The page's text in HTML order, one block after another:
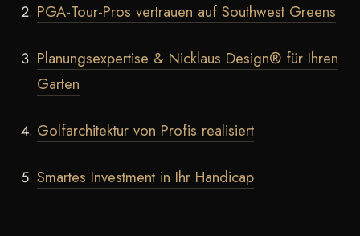
PGA-Tour-Pros vertrauen auf Southwest Greens
Planungsexpertise & Nicklaus Design® für Ihren
Garten
Golfarchitektur von Profis realisiert
Smartes Investment in Ihr Handicap